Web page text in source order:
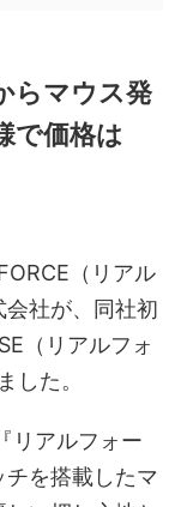
らマウス発
で価格は
（リアル
社が、同社初
（リアルフォ
した。
リアルフォー
を搭載したマ